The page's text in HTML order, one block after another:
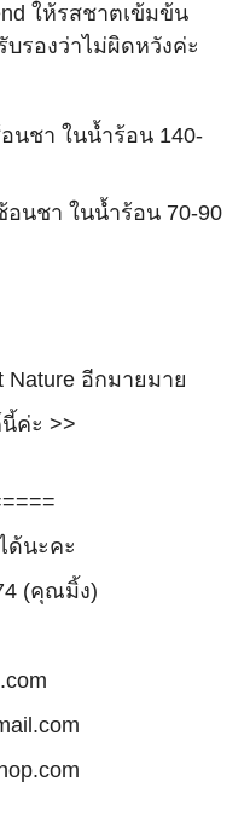
ให้รสชาตเข้มข้น
รองว่าไม่ผิดหวังค่ะ
นชา ในน้ำร้อน 140-
นชา ในน้ำร้อน 70-90
อีกมายมาย
ค่ะ >>
ด้นะคะ
(คุณมิ้ง)